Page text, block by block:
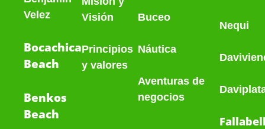
Velez
Bocachica
Beach
Benkos
Beach
Visión
Principios
y valores
Buceo
Náutica
Aventuras de
negocios
Nequi